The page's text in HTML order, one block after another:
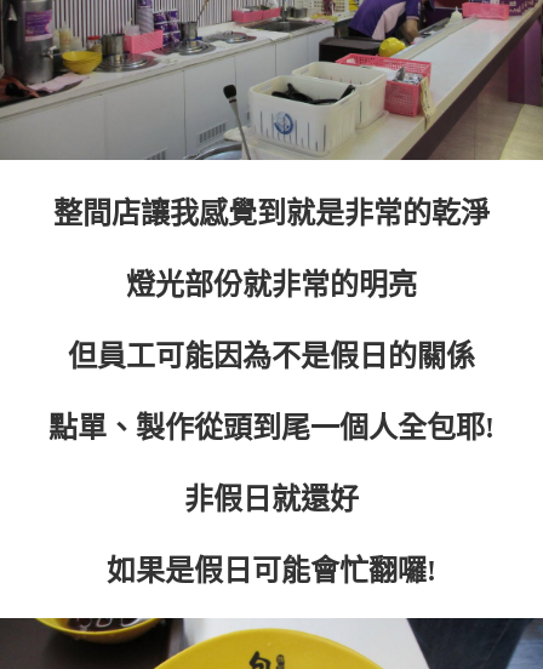
整間店讓我感覺到就是非常的乾淨
燈光部份就非常的明亮
但員工可能因為不是假日的關係
點單、製作從頭到尾一個人全包耶!
非假日就還好
如果是假日可能會忙翻囉!